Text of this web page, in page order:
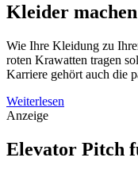
Kleider
Wie Ihre Kleidung zu
roten Krawatten tragen
Karriere gehört auch die
Weiterlesen
Anzeige
Elevator Pitch